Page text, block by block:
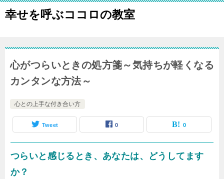
幸せを呼ぶココロの教室
心がつらいときの処方箋～気持ちが軽くなる
カンタンな方法～
心との上手な付き合い方
Tweet 0 0
つらいと感じるとき、あなたは、どうしてます
か？